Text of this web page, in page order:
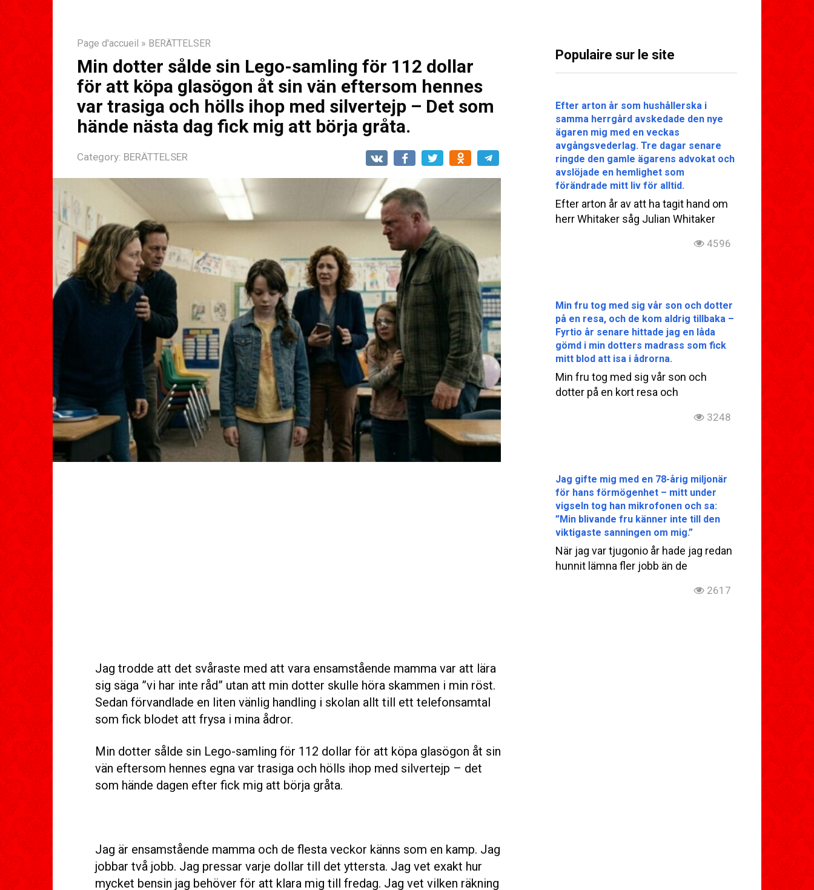
Page d'accueil » BERÄTTELSER
Min dotter sålde sin Lego-samling för 112 dollar
för att köpa glasögon åt sin vän eftersom hennes
var trasiga och hölls ihop med silvertejp – Det som
hände nästa dag fick mig att börja gråta.
Category: BERÄTTELSER
Jag trodde att det svåraste med att vara ensamstående mamma var att lära
sig säga ”vi har inte råd” utan att min dotter skulle höra skammen i min röst.
Sedan förvandlade en liten vänlig handling i skolan allt till ett telefonsamtal
som fick blodet att frysa i mina ådror.
Min dotter sålde sin Lego-samling för 112 dollar för att köpa glasögon åt sin
vän eftersom hennes egna var trasiga och hölls ihop med silvertejp – det
som hände dagen efter fick mig att börja gråta.
Jag är ensamstående mamma och de flesta veckor känns som en kamp. Jag
jobbar två jobb. Jag pressar varje dollar till det yttersta. Jag vet exakt hur
mycket bensin jag behöver för att klara mig till fredag. Jag vet vilken räkning
Populaire sur le site
Efter arton år som hushållerska i
samma herrgård avskedade den nye
ägaren mig med en veckas
avgångsvederlag. Tre dagar senare
ringde den gamle ägarens advokat och
avslöjade en hemlighet som
förändrade mitt liv för alltid.
Efter arton år av att ha tagit hand om
herr Whitaker såg Julian Whitaker
4596
Min fru tog med sig vår son och dotter
på en resa, och de kom aldrig tillbaka –
Fyrtio år senare hittade jag en låda
gömd i min dotters madrass som fick
mitt blod att isa i ådrorna.
Min fru tog med sig vår son och
dotter på en kort resa och
3248
Jag gifte mig med en 78-årig miljonär
för hans förmögenhet – mitt under
vigseln tog han mikrofonen och sa:
”Min blivande fru känner inte till den
viktigaste sanningen om mig.”
När jag var tjugonio år hade jag redan
hunnit lämna fler jobb än de
2617